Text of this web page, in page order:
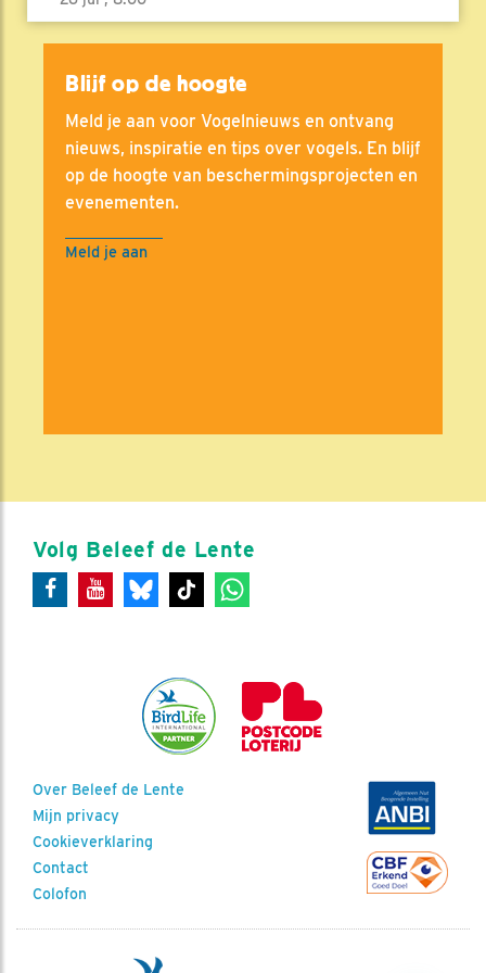
Blijf op de hoogte
Meld je aan voor Vogelnieuws en ontvang
nieuws, inspiratie en tips over vogels. En blijf
op de hoogte van beschermingsprojecten en
evenementen.
Meld je aan
Volg Beleef de Lente
Over Beleef de Lente
Mijn privacy
Cookieverklaring
Contact
Colofon